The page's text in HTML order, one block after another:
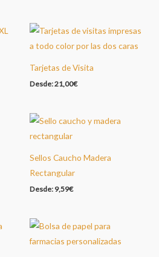
Tarjetas de Visita
Desde:21,00€
Sellos Caucho Madera
Rectangular
Desde: 9,59€